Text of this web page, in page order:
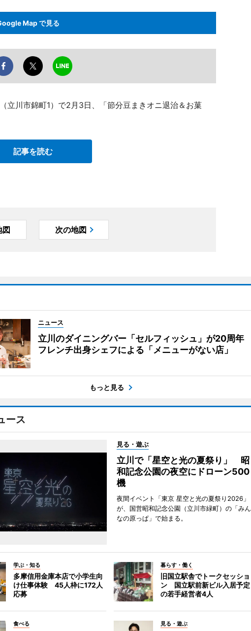
Map で見る
立川市錦町1）で2月3日、「節分豆まきオニ退治＆お菓
記事を読む
図 次の地図
ニュース
立川のダイニングバー「セルフィッシュ」が20周年
フレンチ出身シェフによる「メニューがない店」
もっと見る
ース
見る・遊ぶ
立川で「星空と光の夏祭り」 昭
和記念公園の夜空にドローン500
機
夜間イベント「東京 星空と光の夏祭り2026」
が、国営昭和記念公園（立川市緑町）の「みん
なの原っぱ」で始まる。
学ぶ・知る
多摩信用金庫本店で小学生向
け仕事体験 45人枠に172人
応募
暮らす・働く
旧国立駅舎でトークセッショ
ン 国立駅前新ビル入居予定
の若手経営者4人
食べる 見る・遊ぶ